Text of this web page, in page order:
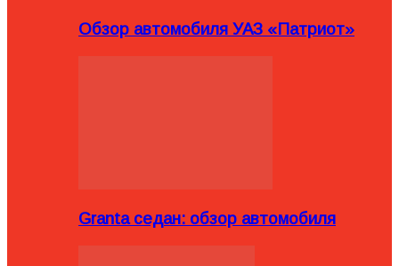
Обзор автомобиля УАЗ «Патриот»
Granta седан: обзор автомобиля